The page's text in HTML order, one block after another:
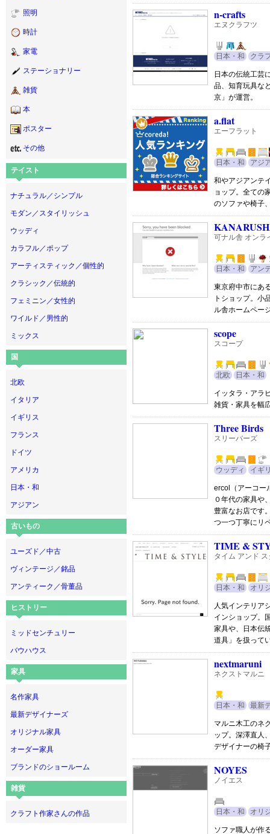
照明
時計
家電
ステーショナリー
雑貨
本
ポスター
その他
テイスト
ナチュラル／シンプル
モダン／スタイリッシュ
ウッディ
カラフル／ポップ
アーティスティック／個性的
クラシック／伝統的
フェミニン／女性的
ワイルド／男性的
ミックス
国
北欧
イタリア
イギリス
フランス
ドイツ
アメリカ
日本・和
アジアン
古いもの
ユーズド／中古
ヴィンテージ／銘品
アンティーク／骨董品
ヒストリー
ミッドセンチュリー
バウハウス
家具
名作家具
最新デザイナーズ
オリジナル家具
オーダー家具
ブランドのショールーム
雑貨
クラフト作家さんの作品
n-crafts
エヌクラフツ
日本・和 クラ
日本の伝統工芸
品、知育玩具な
京」が運営。
a.flat
エーフラット
日本・和 アジ
和やアジアンテ
ョップ。全ての
のソファや椅子
可ナル舎 オンラ
日本・和 アン
東京府中市にあ
トショップ。小
ル舎ホームペー
scope
スコープ
北欧 日本・和
イッタラ・アラ
雑貨・家具を幅
Three Birds
スリーバーズ
ウッディ イギ
ercol（アーコー
０年代の家具や
豊富なお店です
つ一つ丁寧にリ
TIME &
タイム アンド
日本・和 オリ
人気インテリア
インショップ。
家具や、日本伝
道具」を扱って
nextmaruni
ネクストマルニ
日本・和 最新
マルニ木工のネ
ップ。深澤直人
デザイナーの椅
NOYES
ノイエス
日本・和 オリ
ソファ職人が作